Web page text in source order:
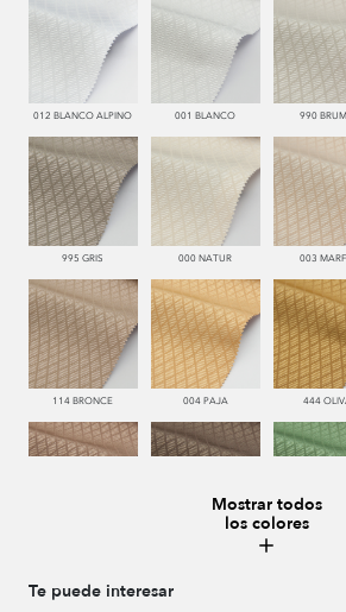
012 BLANCO ALPINO 001 BLANCO 990
995 GRIS 000 NATUR 003
114 BRONCE 004 PAJA 444
Mostrar todos
los colores
Te puede interesar